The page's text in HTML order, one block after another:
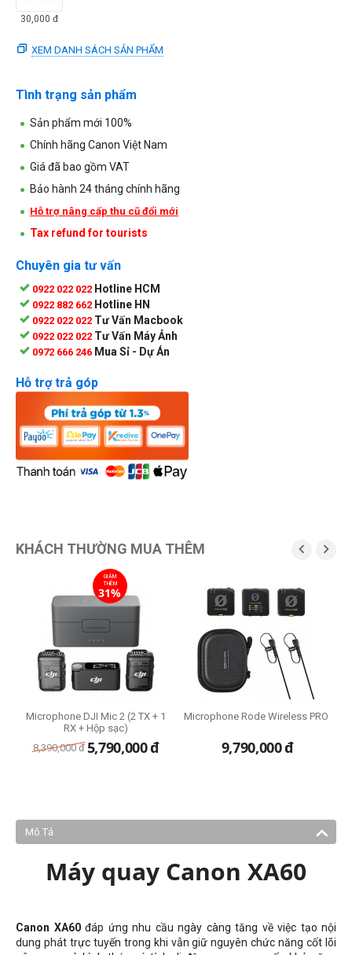
30,000 đ
XEM DANH SÁCH SẢN PHẨM
Tình trạng sản phẩm
Sản phẩm mới 100%
Chính hãng Canon Việt Nam
Giá đã bao gồm VAT
Bảo hành 24 tháng chính hãng
Hỗ trợ nâng cấp thu cũ đổi mới
Tax refund for tourists
Chuyên gia tư vấn
0922 022 022 Hotline HCM
0922 882 662 Hotline HN
0922 022 022 Tư Vấn Macbook
0922 022 022 Tư Vấn Máy Ảnh
0972 666 246 Mua Sỉ - Dự Án
Hỗ trợ trả góp
KHÁCH THƯỜNG MUA THÊM  
GIẢM
THÊM
31%
Microphone DJI Mic 2 (2 TX + 1
RX + Hộp sạc)
8,390,000 đ 5,790,000đ
Microphone Rode Wireless PRO
9,790,000đ
Mô Tả
Máy quay Canon XA60
Canon XA60đáp ứng nhu cầu ngày càng tăng về việc tạo nội
dung phát trực tuyến trong khi vẫn giữ nguyên chức năng cốt lõi